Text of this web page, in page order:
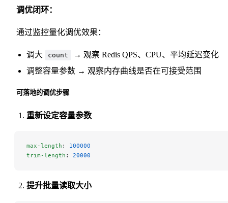
调优闭环：
通过监控量化调优效果：
调大 count
→ 观察 Redis QPS、CPU、平均延迟变化
调整容量参数 → 观察内存曲线是否在可接受范围
可落地的调优步骤
重新设定容量参数
max-length : 100000
trim-length : 20000
提升批量读取大小